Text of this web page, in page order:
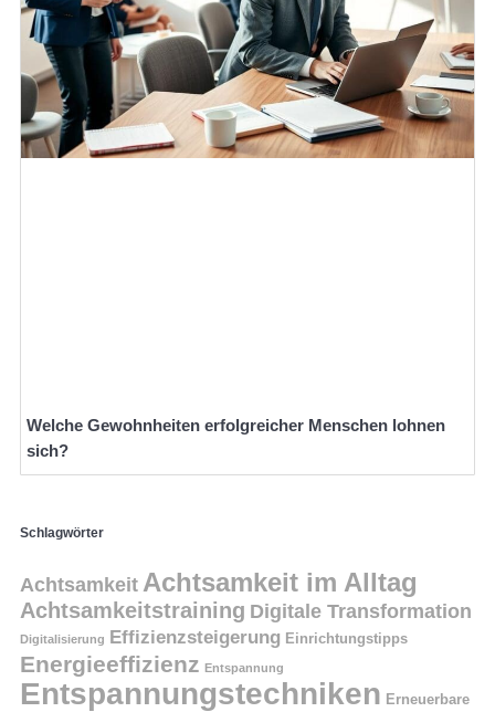
Welche Gewohnheiten erfolgreicher Menschen lohnen
sich?
Schlagwörter
Achtsamkeit Achtsamkeit im Alltag
Achtsamkeitstraining Digitale Transformation
Digitalisierung Effizienzsteigerung Einrichtungstipps
Energieeffizienz Entspannung
Entspannungstechniken Erneuerbare